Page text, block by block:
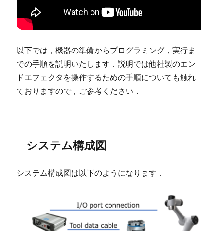
以下では，機器の準備からプログラミング，実行ま
での手順を説明いたします．説明では他社製のエン
ドエフェクタを操作するための手順についても触れ
ておりますので，ご参考ください．
システム構成図
システム構成図は以下のようになります．